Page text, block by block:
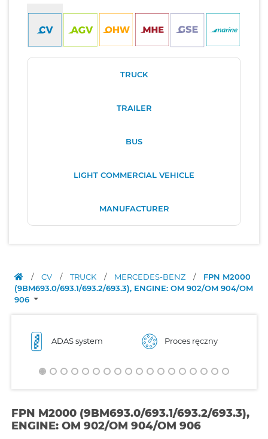
TRUCK
TRAILER
BUS
LIGHT COMMERCIAL VEHICLE
MANUFACTURER
/ CV / TRUCK / MERCEDES-BENZ /
FPN M2000
(9BM693.0/693.1/693.2/693.3), ENGINE: OM 902/OM 904/OM
906
ADAS system Proces ręczny
FPN M2000 (9BM693.0/693.1/693.2/693.3),
ENGINE: OM 902/OM 904/OM 906